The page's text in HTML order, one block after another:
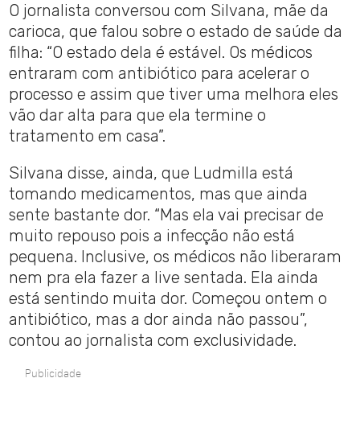
O jornalista conversou com Silvana, mãe da
carioca, que falou sobre o estado de saúde da
filha: “O estado dela é estável. Os médicos
entraram com antibiótico para acelerar o
processo e assim que tiver uma melhora eles
vão dar alta para que ela termine o
tratamento em casa”.
Silvana disse, ainda, que Ludmilla está
tomando medicamentos, mas que ainda
sente bastante dor. “Mas ela vai precisar de
muito repouso pois a infecção não está
pequena. Inclusive, os médicos não liberaram
nem pra ela fazer a live sentada. Ela ainda
está sentindo muita dor. Começou ontem o
antibiótico, mas a dor ainda não passou”,
contou ao jornalista com exclusividade.
Publicidade